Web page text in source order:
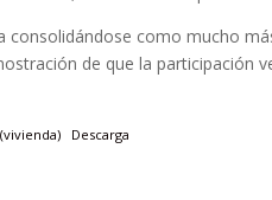
consolidándose como mucho
de que la participación
Descarga